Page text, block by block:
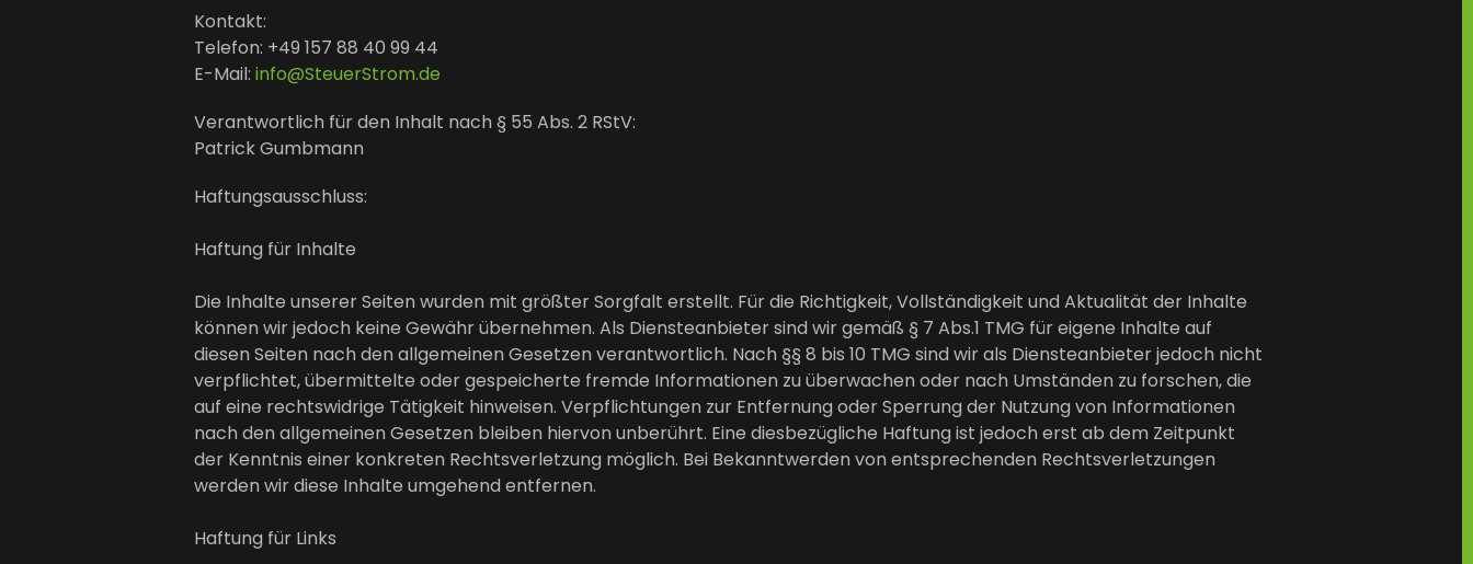
Kontakt:
Telefon: +49 157 88 40 99 44
E-Mail: info@SteuerStrom.de
Verantwortlich für den Inhalt nach § 55 Abs. 2 RStV:
Patrick Gumbmann
Haftungsausschluss:
Haftung für Inhalte
Die Inhalte unserer Seiten wurden mit größter Sorgfalt erstellt. Für die Richtigkeit, Vollständigkeit und Aktualität der Inhalte
können wir jedoch keine Gewähr übernehmen. Als Diensteanbieter sind wir gemäß § 7 Abs.1 TMG für eigene Inhalte auf
diesen Seiten nach den allgemeinen Gesetzen verantwortlich. Nach §§ 8 bis 10 TMG sind wir als Diensteanbieter jedoch nicht
verpflichtet, übermittelte oder gespeicherte fremde Informationen zu überwachen oder nach Umständen zu forschen, die
auf eine rechtswidrige Tätigkeit hinweisen. Verpflichtungen zur Entfernung oder Sperrung der Nutzung von Informationen
nach den allgemeinen Gesetzen bleiben hiervon unberührt. Eine diesbezügliche Haftung ist jedoch erst ab dem Zeitpunkt
der Kenntnis einer konkreten Rechtsverletzung möglich. Bei Bekanntwerden von entsprechenden Rechtsverletzungen
werden wir diese Inhalte umgehend entfernen.
Haftung für Links